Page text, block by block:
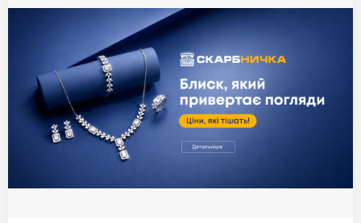
необходимо будет заплатить сумму в размере 819 грн.
Услуги предоставляются в сети ломбардов
«Скарбниця ТМ»
юридические лица и их обособленные подразделения,
предоставляющие ломбардные услуги с использованием торговой
марки (знака для товаров и услуг) «Скарбниця ТМ»..
конфиденциальности.
Партнери:
Единый ключ ко всем сервисам
Приложение Скарбниця Приложение Скарбниця